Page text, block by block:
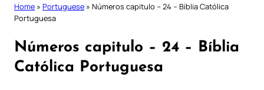
Home » Portuguese » Números capitulo – 24 – Bíblia Católica
Portuguesa
Números capitulo – 24 – Bíblia
Católica Portuguesa